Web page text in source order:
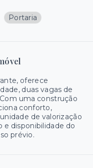
Portaria
oferece
duas vagas de
uma construção
conforto,
de valorização
e disponibilidade do
prévio.